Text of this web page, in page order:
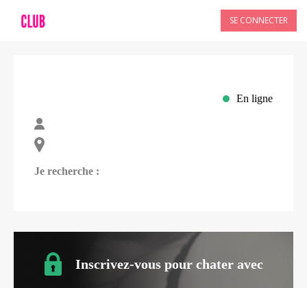
SE CONNECTER
En ligne
Je recherche :
Inscrivez-vous pour chater avec